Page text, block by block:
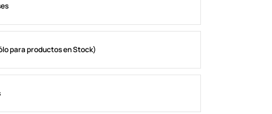
para productos en Stock)